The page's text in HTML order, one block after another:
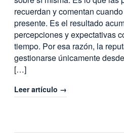
recuerdan y comentan
presente. Es el resultado
percepciones y expectativas
tiempo. Por esa razón, la
gestionarse únicamente
[…]
Leer artículo →